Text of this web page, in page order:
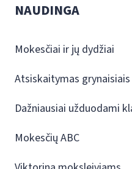
NAUDINGA
Mokesčiai ir jų dydžiai
Atsiskaitymas
Dažniausiai užduodami
Mokesčių ABC